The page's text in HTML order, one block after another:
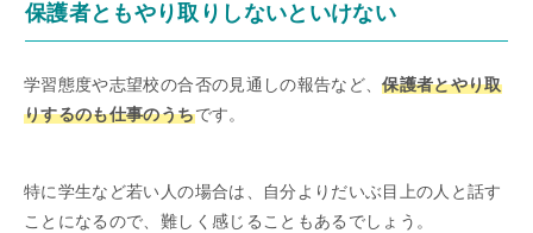
保護者ともやり取りしないといけない
学習態度や志望校の合否の見通しの報告など、保護者とやり取
りするのも仕事のうちです。
特に学生など若い人の場合は、自分よりだいぶ目上の人と話す
ことになるので、難しく感じることもあるでしょう。